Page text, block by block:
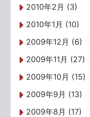
2010年2月 (3)
2010年1月 (10)
2009年12月 (6)
2009年11月 (27)
2009年10月 (15)
2009年9月 (13)
2009年8月 (17)